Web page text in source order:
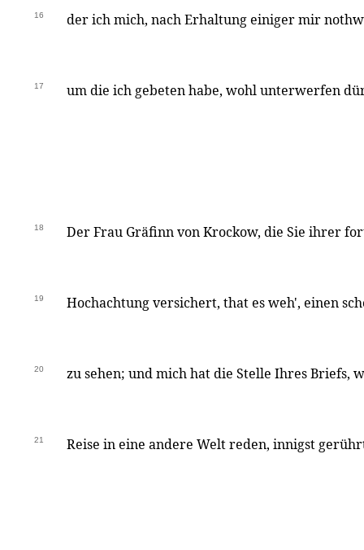
16 der ich mich, nach Erhaltung einiger mir
17 um die ich gebeten habe, wohl unterwerfen
18 Der Frau Gräfinn von Krockow, die Sie ihrer
19 Hochachtung versichert, that es weh', einen
20 zu sehen; und mich hat die Stelle Ihres Briefs,
21 Reise in eine andere Welt reden, innigst